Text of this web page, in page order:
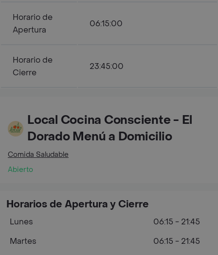
Horario de
Apertura
06:15:00
Horario de
Cierre
23:45:00
Local Cocina Consciente - El
Dorado Menú a Domicilio
Comida Saludable
Abierto
Horarios de Apertura y Cierre
Lunes
06:15 - 21:45
Martes
06:15 - 21:45